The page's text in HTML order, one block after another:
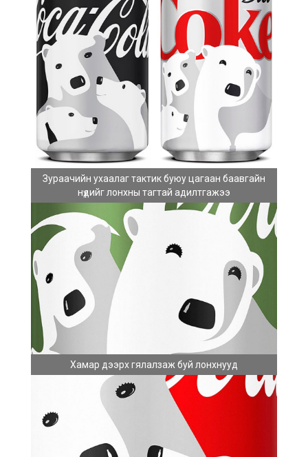
Зураачийн ухаалаг тактик буюу цагаан баавгайн
нүдийг лонхны тагтай адилтгажээ
Хамар дээрх гялалзаж буй лонхнууд